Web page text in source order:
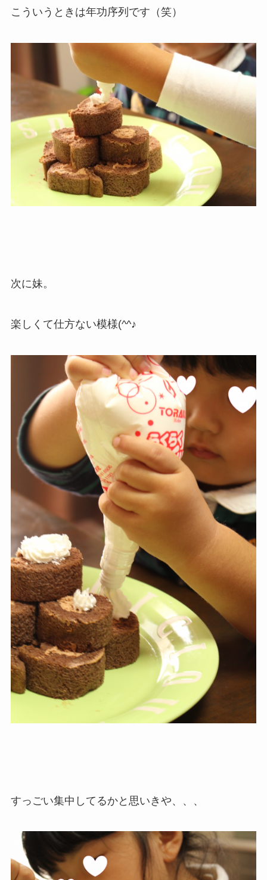
こういうときは年功序列です（笑）
次に妹。
楽しくて仕方ない模様(^^♪
すっごい集中してるかと思いきや、、、